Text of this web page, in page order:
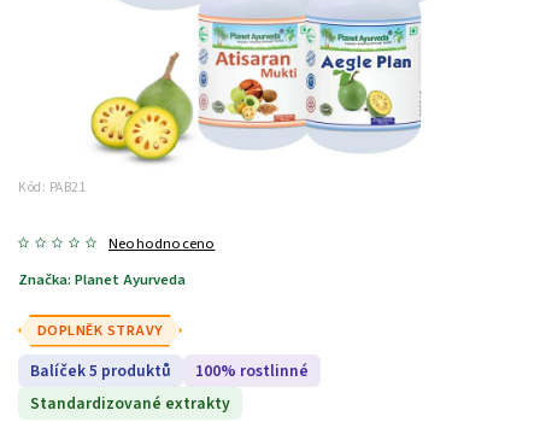
Kód: PAB21
Neohodnoceno
Značka: Planet Ayurveda
DOPLNĚK STRAVY
Balíček 5 produktů
100% rostlinné
Standardizované extrakty